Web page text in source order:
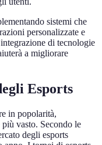
sistemi che
personalizzate e
di tecnologie
a migliorare
Esports
in popolarità,
vasto. Secondo le
degli esports